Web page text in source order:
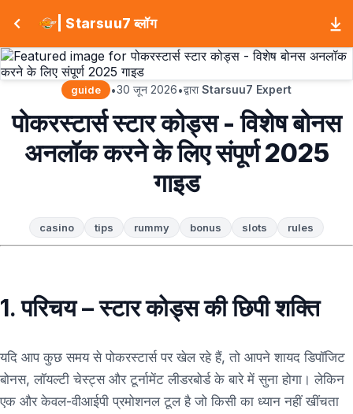
| Starsuu7 ब्लॉग
guide •30 जून 2026•द्वाराStarsuu7 Expert
पोकरस्टार्स स्टार कोड्स - विशेष बोनस
अनलॉक करने के लिए संपूर्ण 2025
गाइड
casino tips rummy bonus slots rules
1. परिचय – स्टार कोड्स की छिपी शक्ति
यदि आप कुछ समय से पोकरस्टार्स पर खेल रहे हैं, तो आपने शायद डिपॉजिट
बोनस, लॉयल्टी चेस्ट्स और टूर्नामेंट लीडरबोर्ड के बारे में सुना होगा। लेकिन
एक और केवल-वीआईपी प्रमोशनल टूल है जो किसी का ध्यान नहीं खींचता